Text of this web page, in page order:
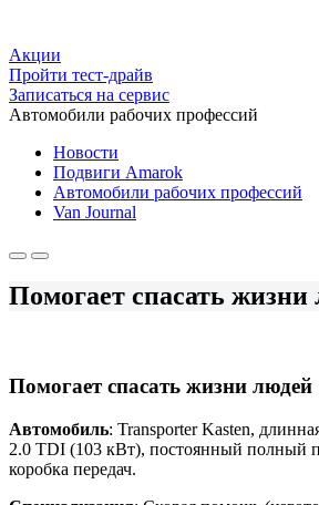
Акции
Пройти тест-драйв
Записаться на сервис
Автомобили рабочих профессий
Новости
Подвиги Amarok
Автомобили рабочих профессий
Van Journal
Помогает спасать жизни
Помогает спасать жизни людей
Автомобиль: Transporter Kasten,
2.0 TDI (103 кВт), постоянный полный
коробка передач.